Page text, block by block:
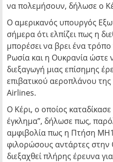
να πολεμήσουν, δήλωσε ο
Ο αμερικανός υπουργός
σήμερα ότι ελπίζει πως η
μπορέσει να βρει ένα
Ρωσία και η Ουκρανία ώστε
διεξαγωγή μιας επίσημης
επιβατικού αεροπλάνου της
Airlines.
Ο Κέρι, ο οποίος
έγκλημα”, δήλωσε πως,
αμφιβολία πως η Πτήση
φιλορώσους αντάρτες στην
διεξαχθεί πλήρης έρευνα